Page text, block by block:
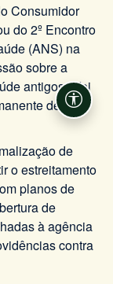
Consumidor
do 2º Encontro
(ANS) na
sobre a
antigos e foi
de
de
o estreitamento
planos de
de
à agência
contra